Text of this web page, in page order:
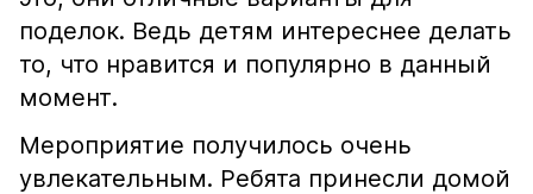
поделок. Ведь детям интереснее делать
то, что нравится и популярно в данный
момент.
Мероприятие получилось очень
увлекательным. Ребята принесли домой